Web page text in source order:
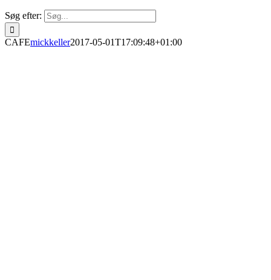
Søg efter:
CAFEmickkeller2017-05-01T17:09:48+01:00